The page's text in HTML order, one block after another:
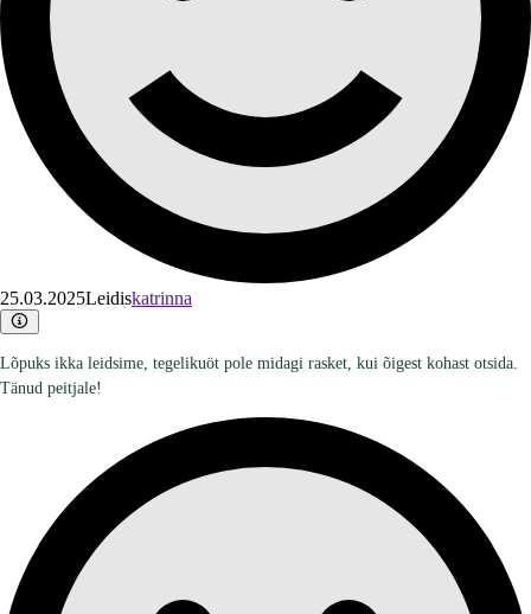
25.03.2025Leidiskatrinna
Lõpuks ikka leidsime, tegelikuöt pole midagi rasket, kui õigest kohast otsida.
Tänud peitjale!